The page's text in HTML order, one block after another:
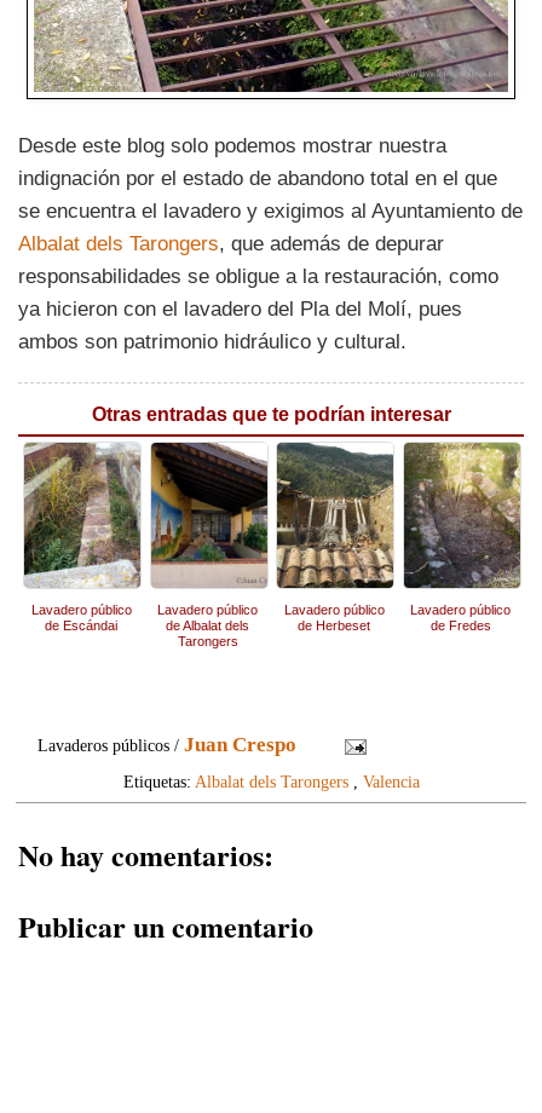
Desde este blog solo podemos mostrar nuestra
indignación por el estado de abandono total en el que
se encuentra el lavadero y exigimos al Ayuntamiento de
Albalat dels Tarongers, que además de depurar
responsabilidades se obligue a la restauración, como
ya hicieron con el lavadero del Pla del Molí, pues
ambos son patrimonio hidráulico y cultural.
Otras entradas que te podrían interesar
Lavadero público
de Escándai
Lavadero público
de Albalat dels
Tarongers
Lavadero público
de Herbeset
Lavadero público
de Fredes
Lavaderos públicos /Juan Crespo
Etiquetas: Albalat dels Tarongers, Valencia
No hay comentarios:
Publicar un comentario